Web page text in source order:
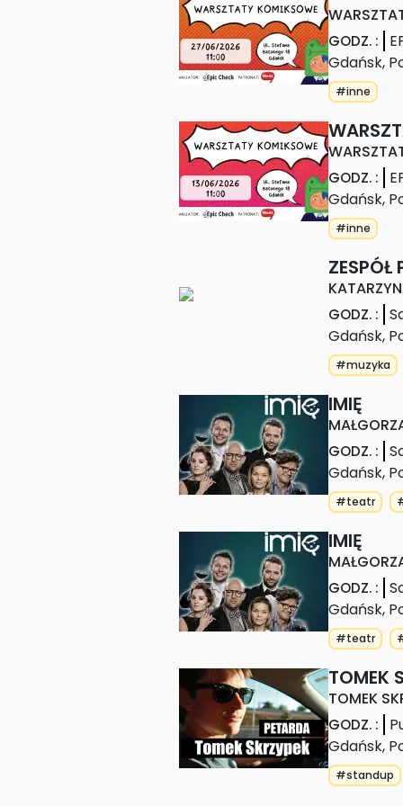
GODZ. :
Gdańsk,
#inne
GODZ. :
Gdańsk,
#inne
ZESPÓŁ
GODZ. :
Gdańsk,
#muzyka
IMIĘ
GODZ. :
Gdańsk,
#teatr
IMIĘ
GODZ. :
Gdańsk,
#teatr
TOMEK
TOMEK
GODZ. :
Gdańsk,
#standup